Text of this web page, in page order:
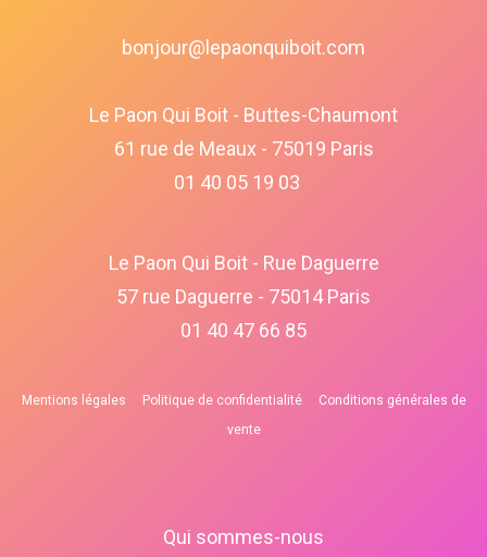
bonjour@lepaonquiboit.com
Le Paon Qui Boit - Buttes-Chaumont
61 rue de Meaux - 75019 Paris
01 40 05 19 03
Le Paon Qui Boit - Rue Daguerre
57 rue Daguerre - 75014 Paris
01 40 47 66 85
Mentions légales Politique de confidentialité
Conditions générales de
vente
Qui sommes-nous